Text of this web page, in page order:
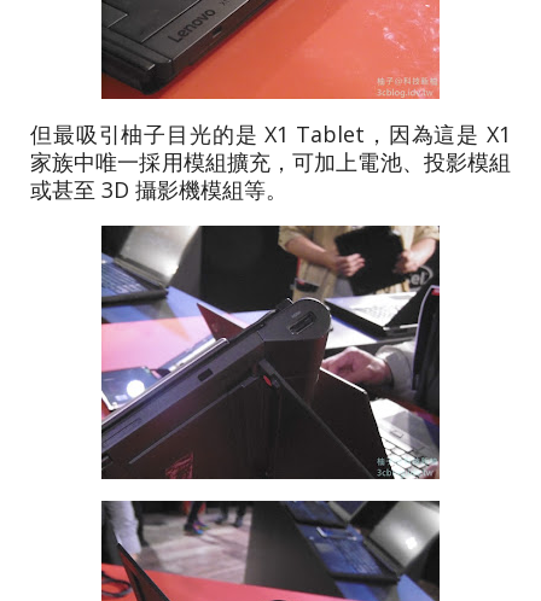
但最吸引柚子目光的是 X1 Tablet，因為這是 X1
家族中唯一採用模組擴充，可加上電池、投影模組
或甚至 3D 攝影機模組等。